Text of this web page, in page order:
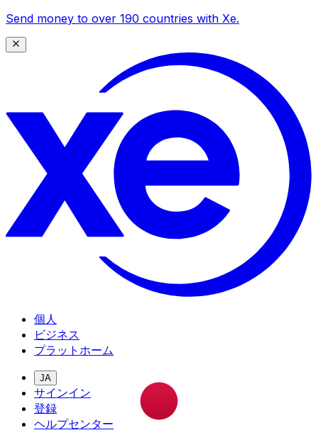
Send money to over 190 countries with Xe.
個人
ビジネス
プラットホーム
JA
サインイン
登録
ヘルプセンター